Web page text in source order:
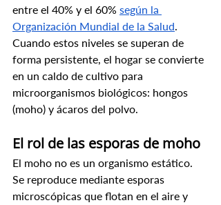
entre el 40% y el 60% según la
Organización Mundial de la Salud.
Cuando estos niveles se superan de
forma persistente, el hogar se convierte
en un caldo de cultivo para
microorganismos biológicos: hongos
(moho) y ácaros del polvo.
El rol de las esporas de moho
El moho no es un organismo estático.
Se reproduce mediante esporas
microscópicas que flotan en el aire y